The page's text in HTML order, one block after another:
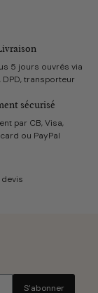
5 jours ouvrés via
transporteur
sécurisé
par CB, Visa,
ou PayPal
S’abonner